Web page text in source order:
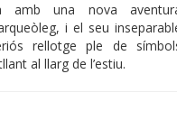
amb una nova
i el seu
rellotge ple de
al llarg de l’estiu.